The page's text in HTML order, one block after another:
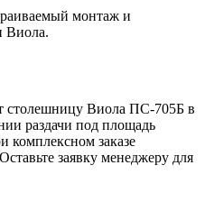
монтаж и
Виола.
столешницу Виола ПС-705Б в
раздачи под площадь
комплексном заказе
заявку менеджеру для